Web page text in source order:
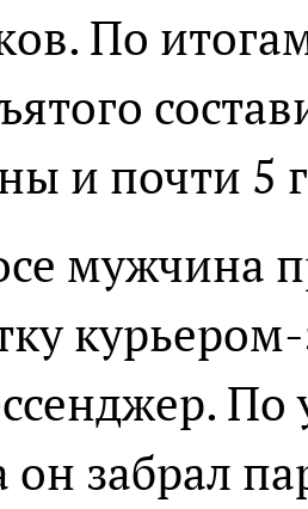
По
и почти 5
мужчина
он забрал